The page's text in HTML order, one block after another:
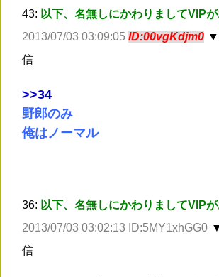
43: 以下、名無しにかわりましてVIP
2013/07/03 03:09:05 ID:00vgKdjm0 ▼
信
>>34
野郎のみ
俺はノーマル
36: 以下、名無しにかわりましてVIP
2013/07/03 03:02:13 ID:5MY1xhGG0
信